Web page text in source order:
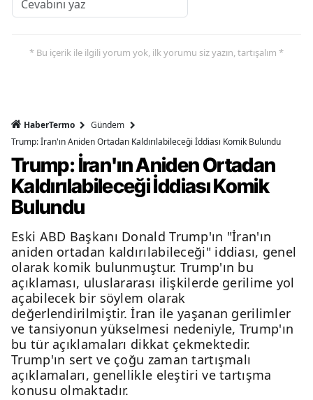
* Bu içerik ile ilgili yorum yok, ilk yorumu siz yazın, tartışalım *
HaberTermo
Gündem
Trump: İran'ın Aniden Ortadan Kaldırılabileceği İddiası Komik Bulundu
Trump: İran'ın Aniden Ortadan
Kaldırılabileceği İddiası Komik
Bulundu
Eski ABD Başkanı Donald Trump'ın "İran'ın
aniden ortadan kaldırılabileceği" iddiası, genel
olarak komik bulunmuştur. Trump'ın bu
açıklaması, uluslararası ilişkilerde gerilime yol
açabilecek bir söylem olarak
değerlendirilmiştir. İran ile yaşanan gerilimler
ve tansiyonun yükselmesi nedeniyle, Trump'ın
bu tür açıklamaları dikkat çekmektedir.
Trump'ın sert ve çoğu zaman tartışmalı
açıklamaları, genellikle eleştiri ve tartışma
konusu olmaktadır.